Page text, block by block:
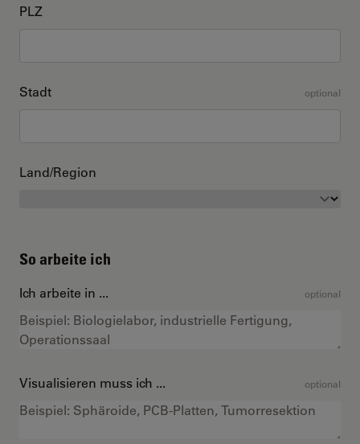
PLZ
Stadt optional
Land/Region
So arbeite ich
Ich arbeite in ... optional
Visualisieren muss ich ... optional